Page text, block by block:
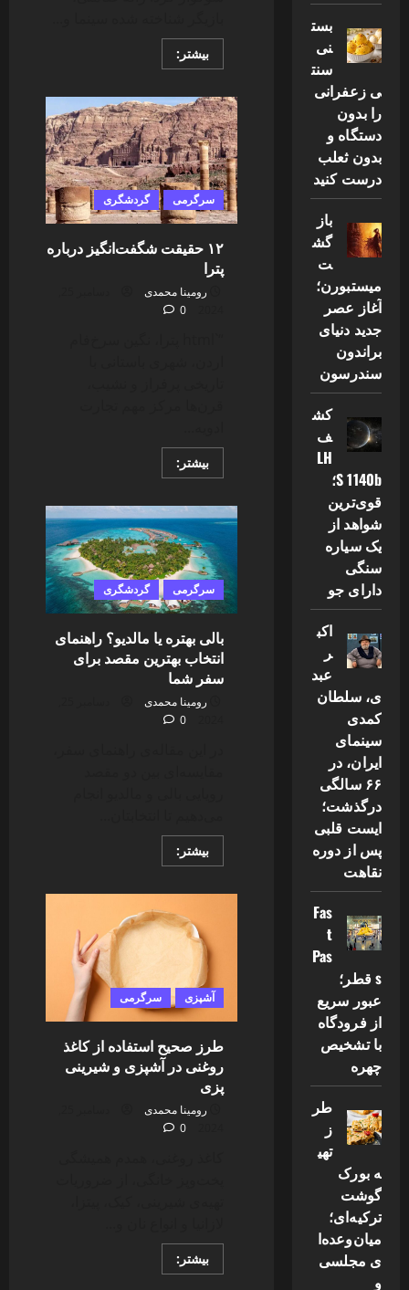
بیشتر:Read
more
و
خاطره
ژاله
علو
در
استوری
جدید
ژاله
صامتی
+
سرگرمی گردشگری
۱۲ حقیقت شگفت‌انگیز درباره
پترا
رومینا محمدی
0
بیشتر:Read
more
حقیقت
شگفت‌انگیز
درباره
پترا
سرگرمی گردشگری
بالی بهتره یا مالدیو؟ راهنمای
انتخاب بهترین مقصد برای
سفر شما
رومینا محمدی
0
بیشتر:Read
more
یا
مالدیو؟
برای
سفر
شما
آشپزی سرگرمی
طرز صحیح استفاده از کاغذ
روغنی در آشپزی و شیرینی
پزی
رومینا محمدی
0
بیشتر:Read
more
بست
نی
سنت
ی زعفرانی
را بدون
دستگاه و
بدون ثعلب
درست کنید
باز
گش
ت
میستبورن؛
آغاز عصر
جدید دنیای
براندون
سندرسون
کش
ف
LH
S 1140b؛
قوی‌ترین
شواهد از
یک سیاره
سنگی
دارای جو
اکب
ر
عبد
ی، سلطان
کمدی
سینمای
ایران، در
۶۶ سالگی
درگذشت؛
ایست قلبی
پس از دوره
نقاهت
Fas
t
Pas
s قطر؛
عبور سریع
از فرودگاه
با تشخیص
چهره
طر
ز
تهی
ه بورک
گوشت
ترکیه‌ای؛
میان‌وعده‌ا
ی مجلسی
و